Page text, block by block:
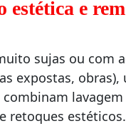
estética e
sujas ou com
expostas,
retoques